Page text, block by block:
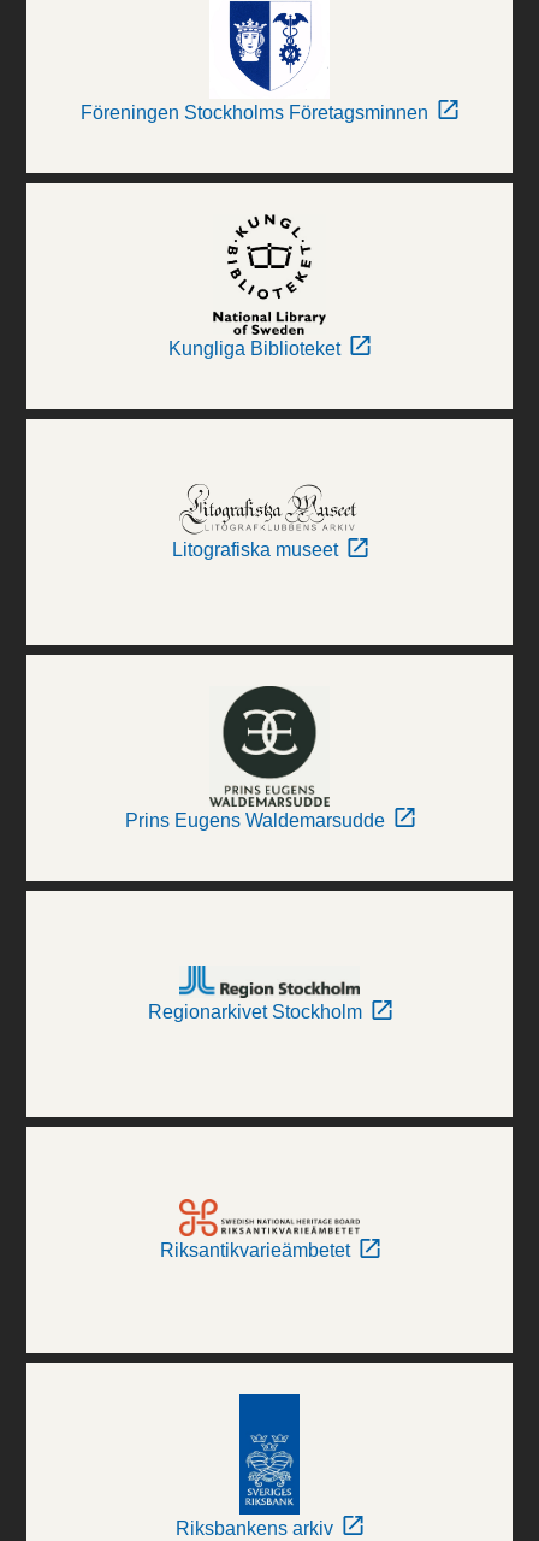
Föreningen Stockholms Företagsminnen
Kungliga Biblioteket
Litografiska museet
Prins Eugens Waldemarsudde
Regionarkivet Stockholm
Riksantikvarieämbetet
Riksbankens arkiv